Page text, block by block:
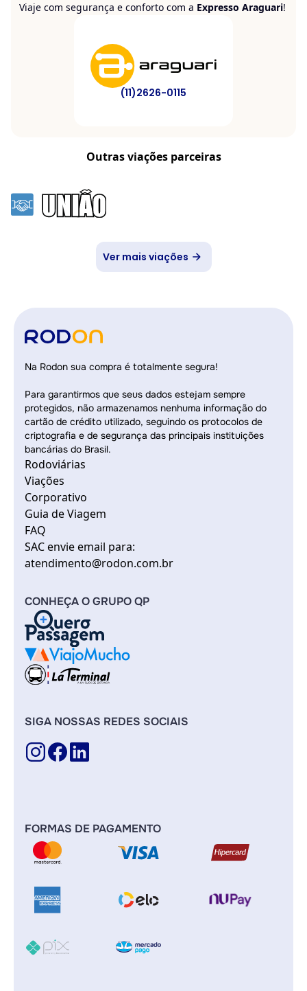
Viaje com segurança e conforto com a Expresso Araguari!
(11)2626-0115
Outras viações parceiras
Ver mais viações
Na Rodon sua compra é totalmente segura!
Para garantirmos que seus dados estejam sempre
protegidos, não armazenamos nenhuma informação do
cartão de crédito utilizado, seguindo os protocolos de
criptografia e de segurança das principais instituições
bancárias do Brasil.
Rodoviárias
Viações
Corporativo
Guia de Viagem
FAQ
SAC envie email para:
atendimento@rodon.com.br
CONHEÇA O GRUPO QP
SIGA NOSSAS REDES SOCIAIS
FORMAS DE PAGAMENTO